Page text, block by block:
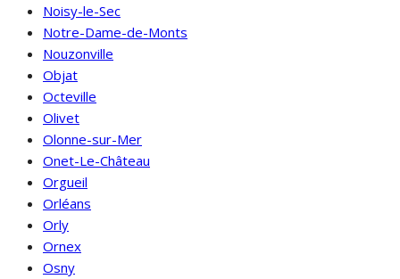
Noisy-le-Sec
Notre-Dame-de-Monts
Nouzonville
Objat
Octeville
Olivet
Olonne-sur-Mer
Onet-Le-Château
Orgueil
Orléans
Orly
Ornex
Osny